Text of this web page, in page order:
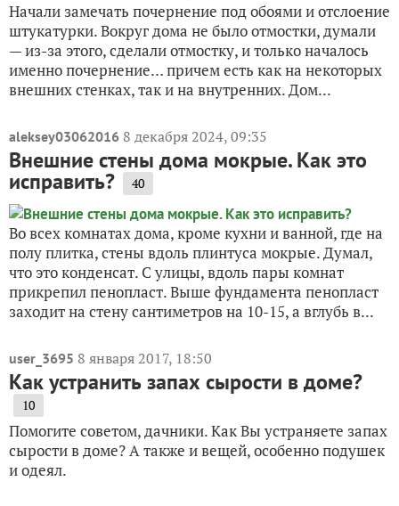
Начали замечать почернение под обоями и отслоение
штукатурки. Вокруг дома не было отмостки, думали
— из-за этого, сделали отмостку, и только началось
именно почернение… причем есть как на некоторых
внешних стенках, так и на внутренних. Дом...
aleksey03062016 8 декабря 2024, 09:35
Внешние стены дома мокрые. Как это
исправить? 40
Во всех комнатах дома, кроме кухни и ванной, где на
полу плитка, стены вдоль плинтуса мокрые. Думал,
что это конденсат. С улицы, вдоль пары комнат
прикрепил пенопласт. Выше фундамента пенопласт
заходит на стену сантиметров на 10-15, а вглубь в...
user_3695 8 января 2017, 18:50
Как устранить запах сырости в доме?
10
Помогите советом, дачники. Как Вы устраняете запах
сырости в доме? А также и вещей, особенно подушек
и одеял.